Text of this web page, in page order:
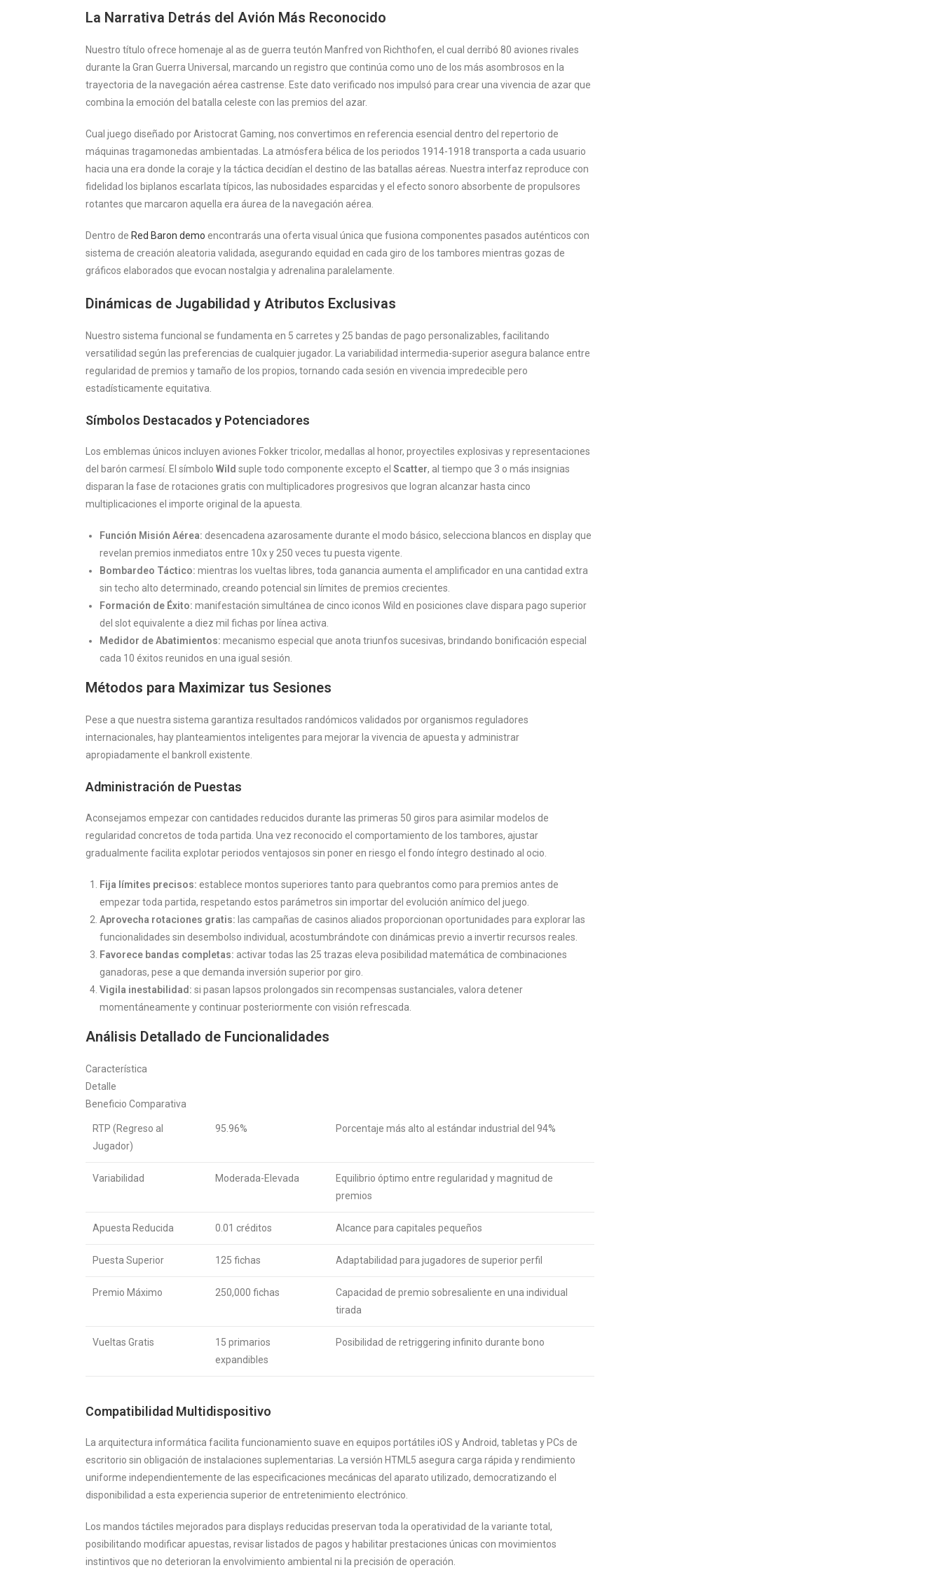
La Narrativa Detrás del Avión Más Reconocido
Nuestro título ofrece homenaje al as de guerra teutón Manfred von Richthofen, el cual derribó 80 aviones rivales
durante la Gran Guerra Universal, marcando un registro que continúa como uno de los más asombrosos en la
trayectoria de la navegación aérea castrense. Este dato verificado nos impulsó para crear una vivencia de azar que
combina la emoción del batalla celeste con las premios del azar.
Cual juego diseñado por Aristocrat Gaming, nos convertimos en referencia esencial dentro del repertorio de
máquinas tragamonedas ambientadas. La atmósfera bélica de los periodos 1914-1918 transporta a cada usuario
hacia una era donde la coraje y la táctica decidían el destino de las batallas aéreas. Nuestra interfaz reproduce con
fidelidad los biplanos escarlata típicos, las nubosidades esparcidas y el efecto sonoro absorbente de propulsores
rotantes que marcaron aquella era áurea de la navegación aérea.
Dentro de Red Baron demo encontrarás una oferta visual única que fusiona componentes pasados auténticos con
sistema de creación aleatoria validada, asegurando equidad en cada giro de los tambores mientras gozas de
gráficos elaborados que evocan nostalgia y adrenalina paralelamente.
Dinámicas de Jugabilidad y Atributos Exclusivas
Nuestro sistema funcional se fundamenta en 5 carretes y 25 bandas de pago personalizables, facilitando
versatilidad según las preferencias de cualquier jugador. La variabilidad intermedia-superior asegura balance entre
regularidad de premios y tamaño de los propios, tornando cada sesión en vivencia impredecible pero
estadísticamente equitativa.
Símbolos Destacados y Potenciadores
Los emblemas únicos incluyen aviones Fokker tricolor, medallas al honor, proyectiles explosivas y representaciones
del barón carmesí. El símbolo Wild suple todo componente excepto el Scatter, al tiempo que 3 o más insignias
disparan la fase de rotaciones gratis con multiplicadores progresivos que logran alcanzar hasta cinco
multiplicaciones el importe original de la apuesta.
Función Misión Aérea: desencadena azarosamente durante el modo básico, selecciona blancos en display que
revelan premios inmediatos entre 10x y 250 veces tu puesta vigente.
Bombardeo Táctico: mientras los vueltas libres, toda ganancia aumenta el amplificador en una cantidad extra
sin techo alto determinado, creando potencial sin límites de premios crecientes.
Formación de Éxito: manifestación simultánea de cinco iconos Wild en posiciones clave dispara pago superior
del slot equivalente a diez mil fichas por línea activa.
Medidor de Abatimientos: mecanismo especial que anota triunfos sucesivas, brindando bonificación especial
cada 10 éxitos reunidos en una igual sesión.
Métodos para Maximizar tus Sesiones
Pese a que nuestra sistema garantiza resultados randómicos validados por organismos reguladores
internacionales, hay planteamientos inteligentes para mejorar la vivencia de apuesta y administrar
apropiadamente el bankroll existente.
Administración de Puestas
Aconsejamos empezar con cantidades reducidos durante las primeras 50 giros para asimilar modelos de
regularidad concretos de toda partida. Una vez reconocido el comportamiento de los tambores, ajustar
gradualmente facilita explotar periodos ventajosos sin poner en riesgo el fondo íntegro destinado al ocio.
Fija límites precisos: establece montos superiores tanto para quebrantos como para premios antes de
empezar toda partida, respetando estos parámetros sin importar del evolución anímico del juego.
Aprovecha rotaciones gratis: las campañas de casinos aliados proporcionan oportunidades para explorar las
funcionalidades sin desembolso individual, acostumbrándote con dinámicas previo a invertir recursos reales.
Favorece bandas completas: activar todas las 25 trazas eleva posibilidad matemática de combinaciones
ganadoras, pese a que demanda inversión superior por giro.
Vigila inestabilidad: si pasan lapsos prolongados sin recompensas sustanciales, valora detener
momentáneamente y continuar posteriormente con visión refrescada.
Análisis Detallado de Funcionalidades
Característica
Detalle
Beneficio Comparativa
RTP (Regreso al
Jugador)
95.96% Porcentaje más alto al estándar industrial del 94%
Variabilidad Moderada-Elevada
Equilibrio óptimo entre regularidad y magnitud de
premios
Apuesta Reducida 0.01 créditos Alcance para capitales pequeños
Puesta Superior 125 fichas Adaptabilidad para jugadores de superior perfil
Premio Máximo 250,000 fichas
Capacidad de premio sobresaliente en una individual
tirada
Vueltas Gratis
15 primarios
expandibles
Posibilidad de retriggering infinito durante bono
Compatibilidad Multidispositivo
La arquitectura informática facilita funcionamiento suave en equipos portátiles iOS y Android, tabletas y PCs de
escritorio sin obligación de instalaciones suplementarias. La versión HTML5 asegura carga rápida y rendimiento
uniforme independientemente de las especificaciones mecánicas del aparato utilizado, democratizando el
disponibilidad a esta experiencia superior de entretenimiento electrónico.
Los mandos táctiles mejorados para displays reducidas preservan toda la operatividad de la variante total,
posibilitando modificar apuestas, revisar listados de pagos y habilitar prestaciones únicas con movimientos
instintivos que no deterioran la envolvimiento ambiental ni la precisión de operación.